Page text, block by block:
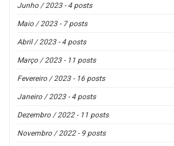
Junho / 2023 - 4 posts
Maio / 2023 - 7 posts
Abril / 2023 - 4 posts
Março / 2023 - 11 posts
Fevereiro / 2023 - 16 posts
Janeiro / 2023 - 4 posts
Dezembro / 2022 - 11 posts
Novembro / 2022 - 9 posts